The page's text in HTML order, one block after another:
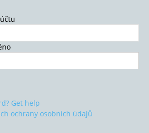
Get help
ochrany osobních údajů